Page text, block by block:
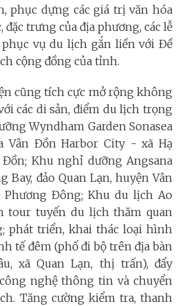
phục dựng các giá trị văn hóa
đặc trưng của địa phương, các lễ
vụ du lịch gắn liền với Đề
cộng đồng của tỉnh.
cũng tích cực mở rộng không
các di sản, điểm du lịch trọng
Wyndham Garden Sonasea
Vân Đồn Harbor City - xã Hạ
Khu nghỉ dưỡng Angsana
Bay, đảo Quan Lạn, huyện Vân
Đông; Khu du lịch Ao
tour tuyến du lịch thăm quan
phát triển, khai thác loại hình
tế đêm (phố đi bộ trên địa bàn
xã Quan Lạn, thị trấn), đẩy
nghệ thông tin và chuyển
Tăng cường kiểm tra, thanh